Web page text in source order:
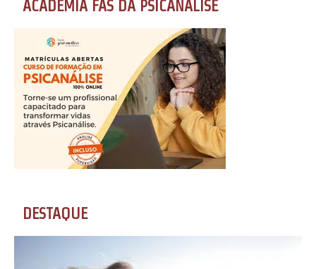
ACADEMIA FÃS DA PSICANÁLISE
DESTAQUE